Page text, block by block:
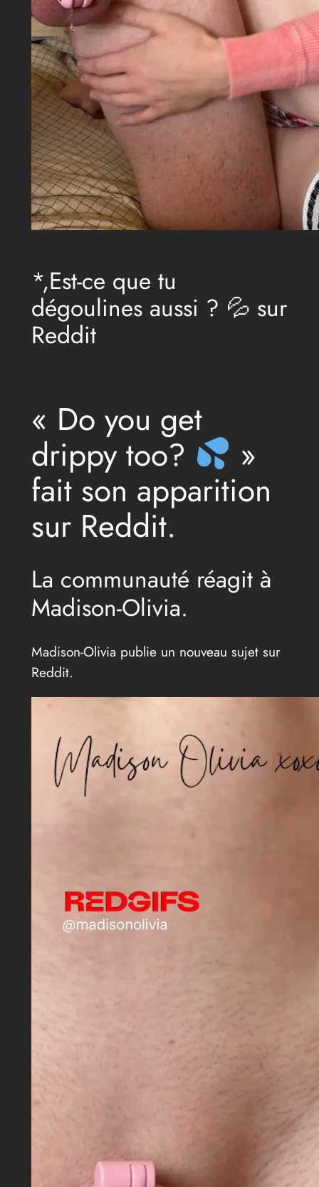
*,Est-ce que tu
dégoulines aussi ? 💦 sur
Reddit
« Do you get
drippy too? »
fait son apparition
sur Reddit.
La communauté réagit à
Madison-Olivia.
Madison-Olivia publie un nouveau sujet sur
Reddit.